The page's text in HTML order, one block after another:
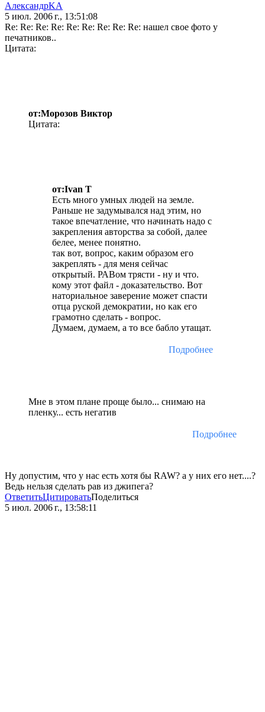
АлександрKA
5 июл. 2006 г., 13:51:08
Re: Re: Re: Re: Re: Re: Re: Re: Re: нашел свое фото у
печатников..
Цитата:
от:Морозов Виктор
Цитата:
от:Ivan T
Есть много умных людей на земле.
Раньше не задумывался над этим, но
такое впечатление, что начинать надо с
закрепления авторства за собой, далее
белее, менее понятно.
так вот, вопрос, каким образом его
закреплять - для меня сейчас
открытый. РАВом трясти - ну и что.
кому этот файл - доказательство. Вот
наториальное заверение может спасти
отца руской демократии, но как его
грамотно сделать - вопрос.
Думаем, думаем, а то все бабло утащат.
Подробнее
Мне в этом плане проще было... снимаю на
пленку... есть негатив
Подробнее
Ну допустим, что у нас есть хотя бы RAW? а у них его нет....?
Ведь нельзя сделать рав из джипега?
ОтветитьЦитироватьПоделиться
5 июл. 2006 г., 13:58:11